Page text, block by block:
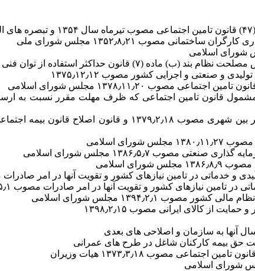
مشمول قانون تامین اجتماعی که ظرف مهلت مقرر نسبت به